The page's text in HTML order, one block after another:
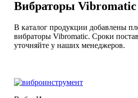
Вибраторы Vibromatic
В каталог продукции добавлены
вибраторы Vibromatic. Сроки
уточняйте у наших менеджеров.